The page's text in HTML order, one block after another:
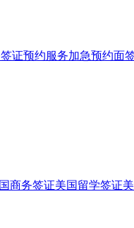
签证预约服务加急预约面
商务签证美国留学签证